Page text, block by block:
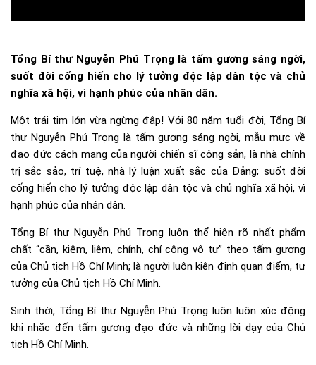
Tổng Bí thư Nguyễn Phú Trọng là tấm gương sáng ngời,
suốt đời cống hiến cho lý tưởng độc lập dân tộc và chủ
nghĩa xã hội, vì hạnh phúc của nhân dân.
Một trái tim lớn vừa ngừng đập! Với 80 năm tuổi đời, Tổng Bí
thư Nguyễn Phú Trọng là tấm gương sáng ngời, mẫu mực về
đạo đức cách mạng của người chiến sĩ cộng sản, là nhà chính
trị sắc sảo, trí tuệ, nhà lý luận xuất sắc của Đảng; suốt đời
cống hiến cho lý tưởng độc lập dân tộc và chủ nghĩa xã hội, vì
hạnh phúc của nhân dân.
Tổng Bí thư Nguyễn Phú Trọng luôn thể hiện rõ nhất phẩm
chất “cần, kiệm, liêm, chính, chí công vô tư” theo tấm gương
của Chủ tịch Hồ Chí Minh; là người luôn kiên định quan điểm, tư
tưởng của Chủ tịch Hồ Chí Minh.
Sinh thời, Tổng Bí thư Nguyễn Phú Trọng luôn luôn xúc động
khi nhắc đến tấm gương đạo đức và những lời dạy của Chủ
tịch Hồ Chí Minh.